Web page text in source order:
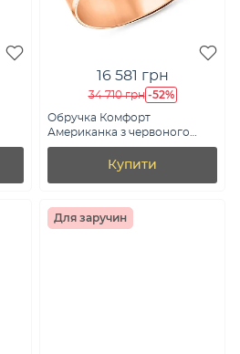
16 581 грн
34 710 грн -52%
Обручка Комфорт
Американка з червоного
золота (арт. 239194)
Купити
Для заручин